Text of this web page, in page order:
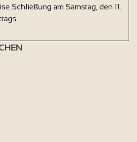
Schließung am Samstag, den 11.